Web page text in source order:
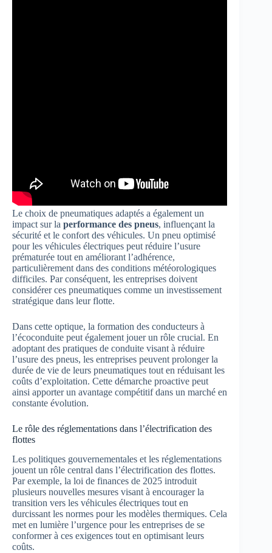
Le choix de pneumatiques adaptés a également un
impact sur la performance des pneus, influençant la
sécurité et le confort des véhicules. Un pneu optimisé
pour les véhicules électriques peut réduire l’usure
prématurée tout en améliorant l’adhérence,
particulièrement dans des conditions météorologiques
difficiles. Par conséquent, les entreprises doivent
considérer ces pneumatiques comme un investissement
stratégique dans leur flotte.
Dans cette optique, la formation des conducteurs à
l’écoconduite peut également jouer un rôle crucial. En
adoptant des pratiques de conduite visant à réduire
l’usure des pneus, les entreprises peuvent prolonger la
durée de vie de leurs pneumatiques tout en réduisant les
coûts d’exploitation. Cette démarche proactive peut
ainsi apporter un avantage compétitif dans un marché en
constante évolution.
Le rôle des réglementations dans l’électrification des
flottes
Les politiques gouvernementales et les réglementations
jouent un rôle central dans l’électrification des flottes.
Par exemple, la loi de finances de 2025 introduit
plusieurs nouvelles mesures visant à encourager la
transition vers les véhicules électriques tout en
durcissant les normes pour les modèles thermiques. Cela
met en lumière l’urgence pour les entreprises de se
conformer à ces exigences tout en optimisant leurs
coûts.